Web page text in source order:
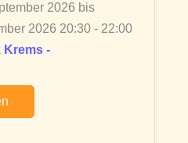
2026 bis
2026 20:30 - 22:00
Krems -